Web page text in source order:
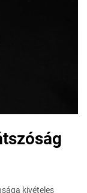
kivételes